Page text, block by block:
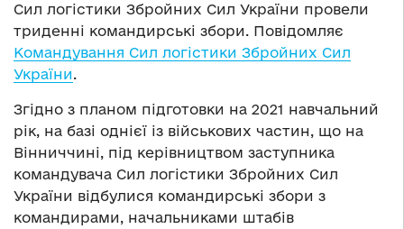
Сил логістики Збройних Сил України провели
триденні командирські збори. Повідомляє
Командування Сил логістики Збройних Сил
України.
Згідно з планом підготовки на 2021 навчальний
рік, на базі однієї із військових частин, що на
Вінниччині, під керівництвом заступника
командувача Сил логістики Збройних Сил
України відбулися командирські збори з
командирами, начальниками штабів